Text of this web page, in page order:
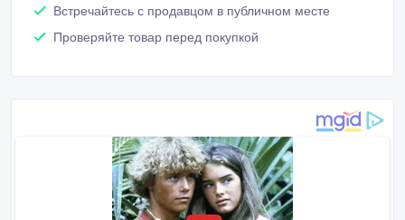
Встречайтесь с продавцом в публичном месте
Проверяйте товар перед покупкой